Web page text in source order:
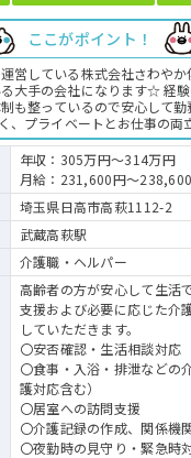
ここがポイント！
営している株式会社さわや
大手の会社になります☆ 経
も整っているので安心して
、プライベートとお仕事の両
で長く勤務することも可能
るので安心の職場です〇 求
合わせください！ 有料老人
正職員 有料老人ホームの
年収：305万円～314万円
月給：231,600円～
埼玉県日高市高萩1112-2
武蔵高萩駅
介護職・ヘルパー
高齢者の方が安心して生活
支援および必要に応じた介
していただきます。
〇安否確認・生活相談対応
〇食事・入浴・排泄などの
護対応含む）
〇居室への訪問支援
〇介護記録の作成、関係機
〇夜勤時の見守り・緊急時